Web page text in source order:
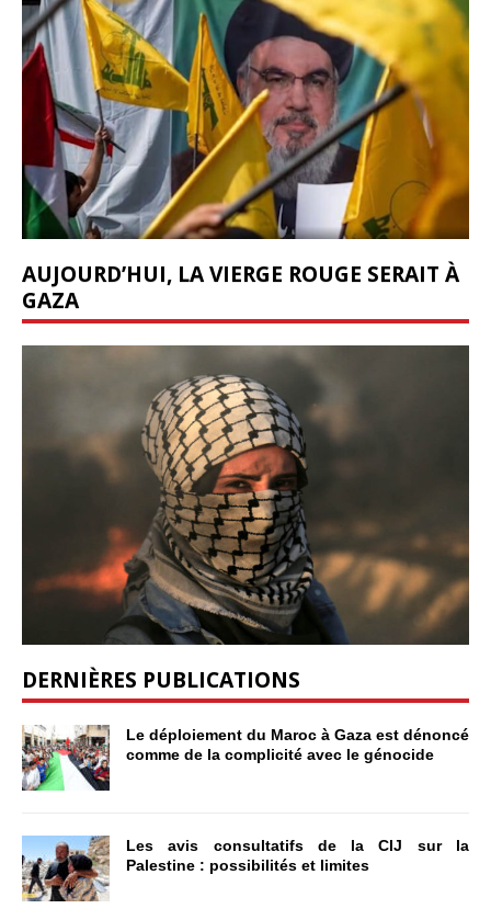
AUJOURD’HUI, LA VIERGE ROUGE SERAIT À
GAZA
DERNIÈRES PUBLICATIONS
Le déploiement du Maroc à Gaza est dénoncé
comme de la complicité avec le génocide
Les avis consultatifs de la CIJ sur la
Palestine : possibilités et limites